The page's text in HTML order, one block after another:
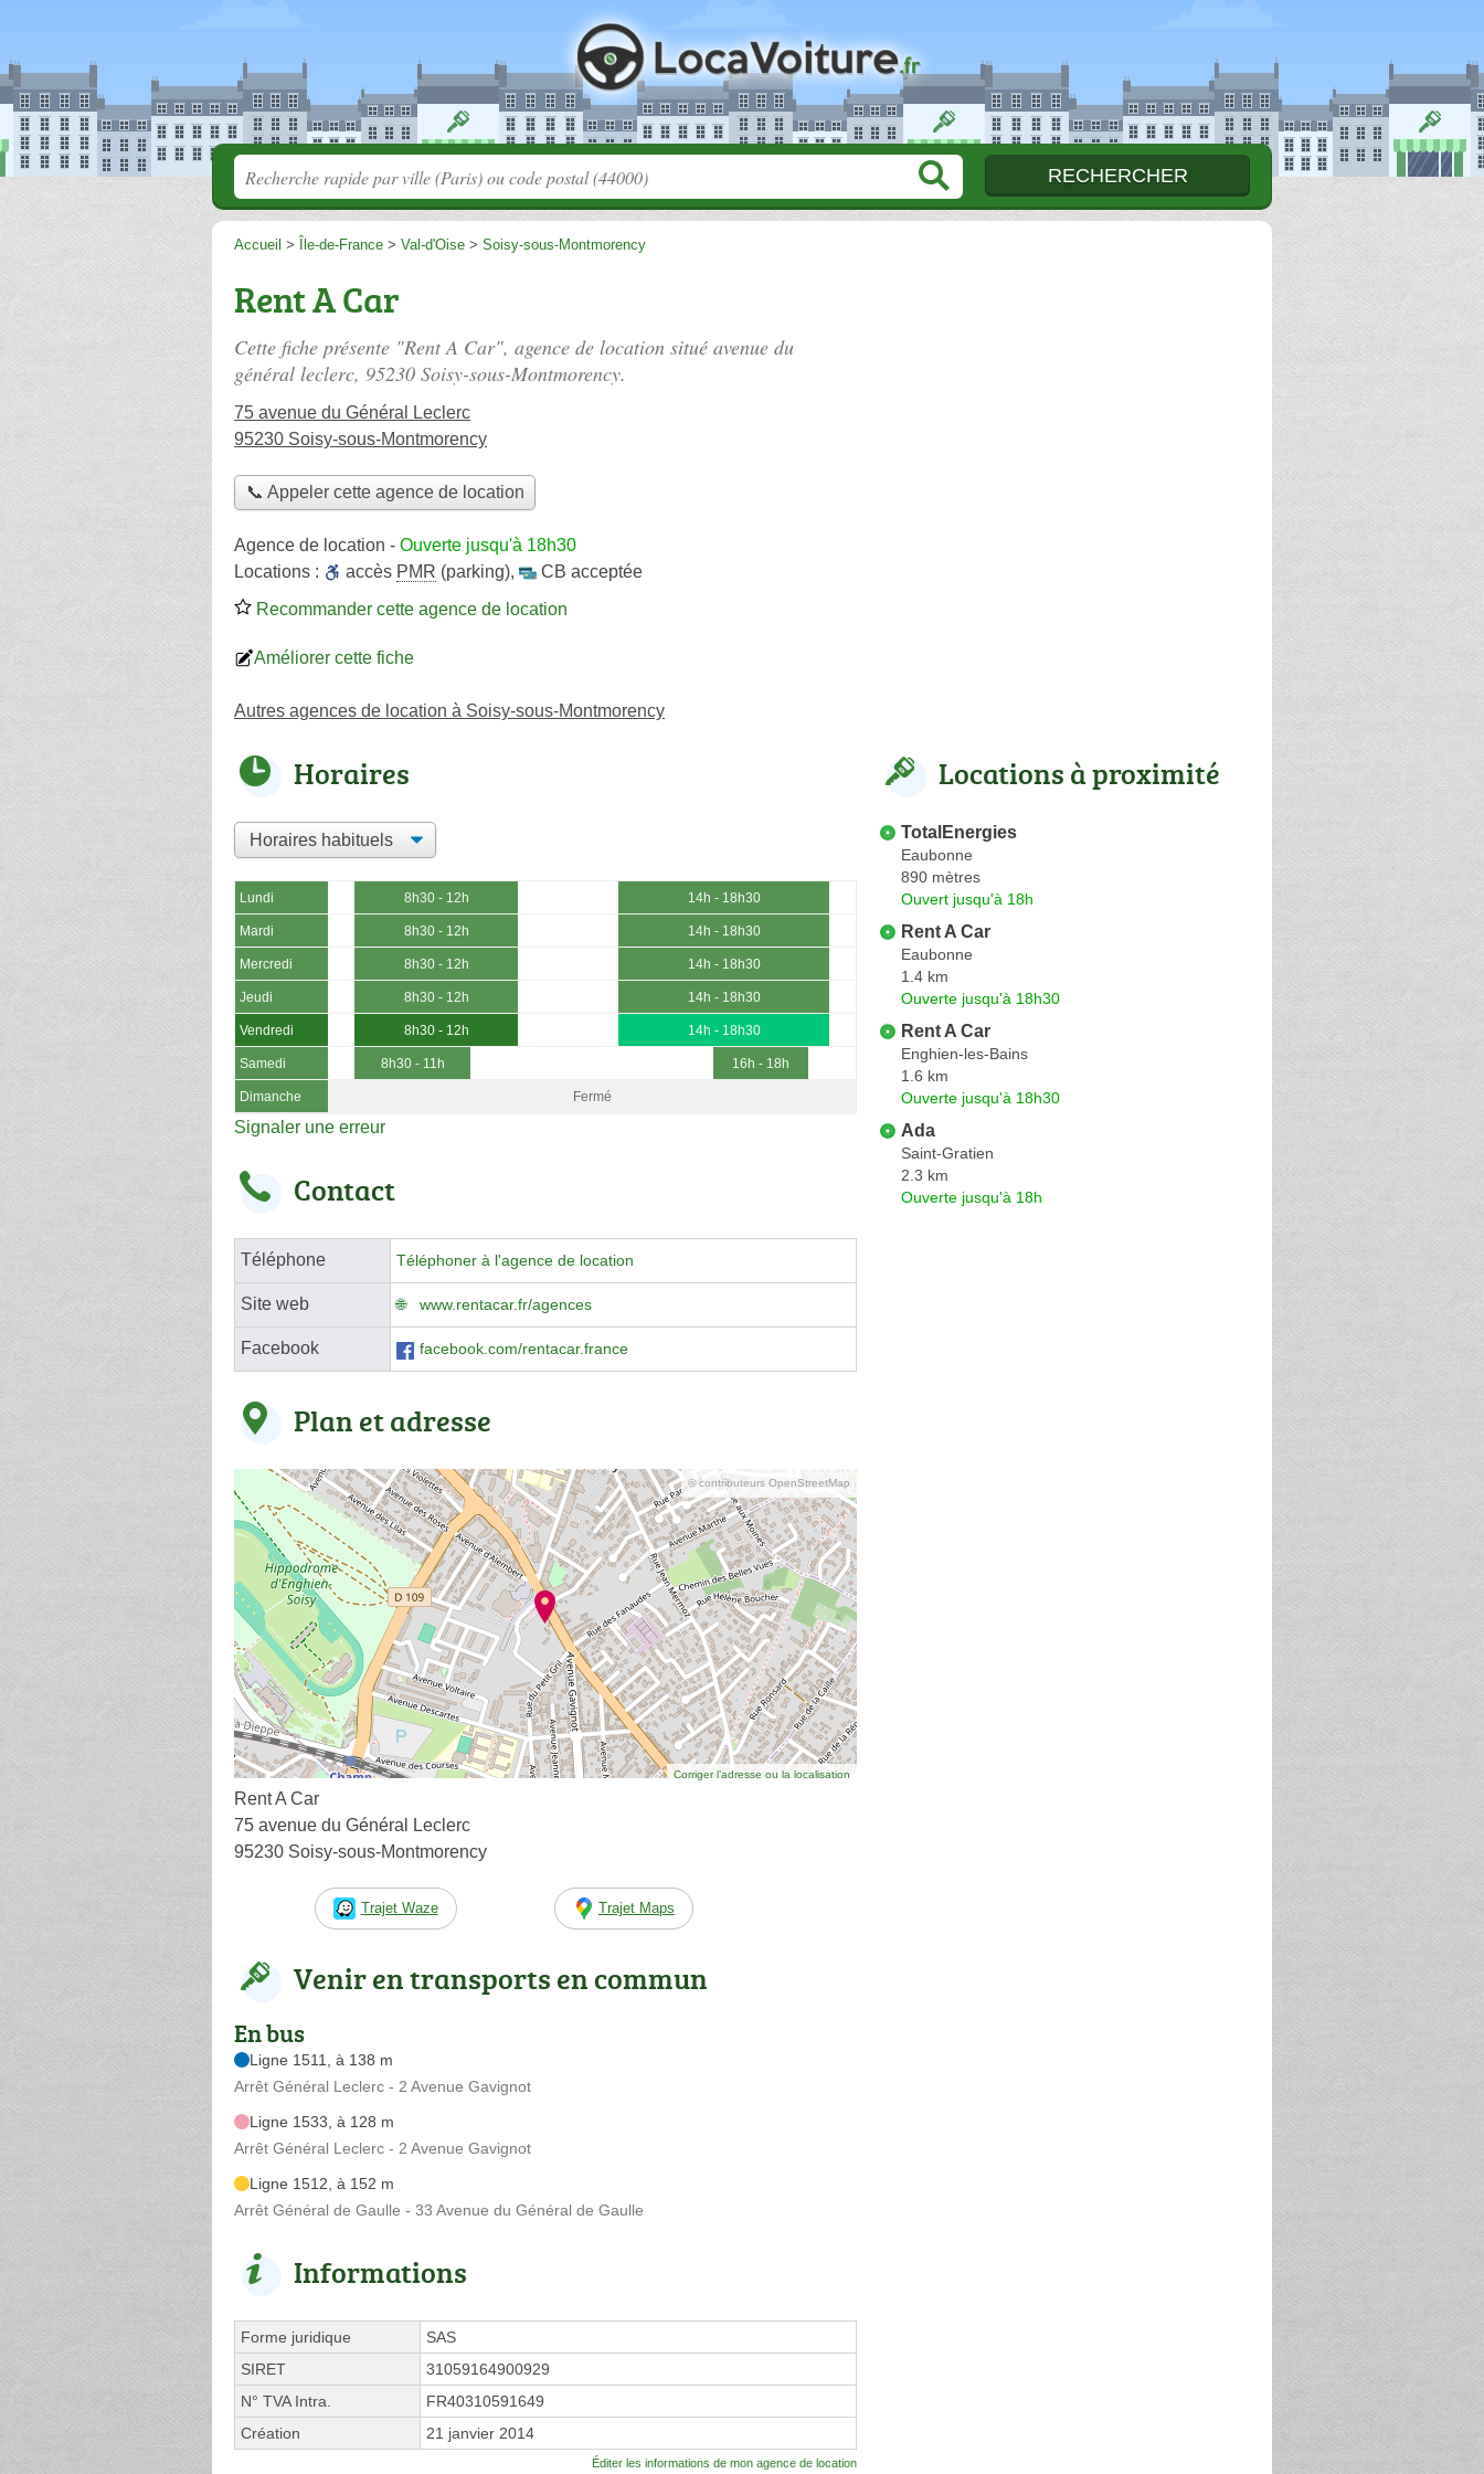
Accueil > Île-de-France > Val-d'Oise > Soisy-sous-Montmorency
Rent A Car
Cette fiche présente "Rent A Car", agence de location situé avenue du
général leclerc, 95230 Soisy-sous-Montmorency.
75 avenue du Général Leclerc
95230 Soisy-sous-Montmorency
📞 Appeler cette agence de location
Agence de location - Ouverte jusqu'à 18h30
Locations :
accès PMR (parking),
CB acceptée
Recommander cette agence de location
Améliorer cette fiche
Autres agences de location à Soisy-sous-Montmorency
Horaires
Lundi 8h30 - 12h 14h - 18h30
Mardi 8h30 - 12h 14h - 18h30
Mercredi 8h30 - 12h 14h - 18h30
Jeudi 8h30 - 12h 14h - 18h30
Vendredi 8h30 - 12h 14h - 18h30
Samedi 8h30 - 11h 16h - 18h
Dimanche Fermé
Signaler une erreur
Contact
Téléphone Téléphoner à l'agence de location
Site web www.rentacar.fr/agences
Facebook facebook.com/rentacar.france
Plan et adresse
© contributeurs OpenStreetMap
Corriger l’adresse ou la localisation
Rent A Car
75 avenue du Général Leclerc
95230 Soisy-sous-Montmorency
Trajet Waze Trajet Maps
Venir en transports en commun
En bus
Ligne 1511, à 138 m
Arrêt Général Leclerc - 2 Avenue Gavignot
Ligne 1533, à 128 m
Arrêt Général Leclerc - 2 Avenue Gavignot
Ligne 1512, à 152 m
Arrêt Général de Gaulle - 33 Avenue du Général de Gaulle
Informations
Forme juridique
SAS
SIRET
31059164900929
N° TVA Intra.
FR40310591649
Création
21 janvier 2014
Éditer les informations de mon agence de location
Locations à proximité
TotalEnergies
Eaubonne
890 mètres
Ouvert jusqu'à 18h
Rent A Car
Eaubonne
1.4 km
Ouverte jusqu'à 18h30
Rent A Car
Enghien-les-Bains
1.6 km
Ouverte jusqu'à 18h30
Ada
Saint-Gratien
2.3 km
Ouverte jusqu'à 18h